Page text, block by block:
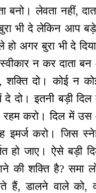
बनो। लेवता नहीं,
भी दे लेकिन आप
हो अगर बुरा भी दे
न कर दाता
शक्ति दो। कोई न
में दे दो। इतनी बड़ी
रहम करो। दिल में
इमर्ज करो। जिस
हो जाए। ऐसे बड़ी
की शक्ति है? समा
हैं, डालने वाले